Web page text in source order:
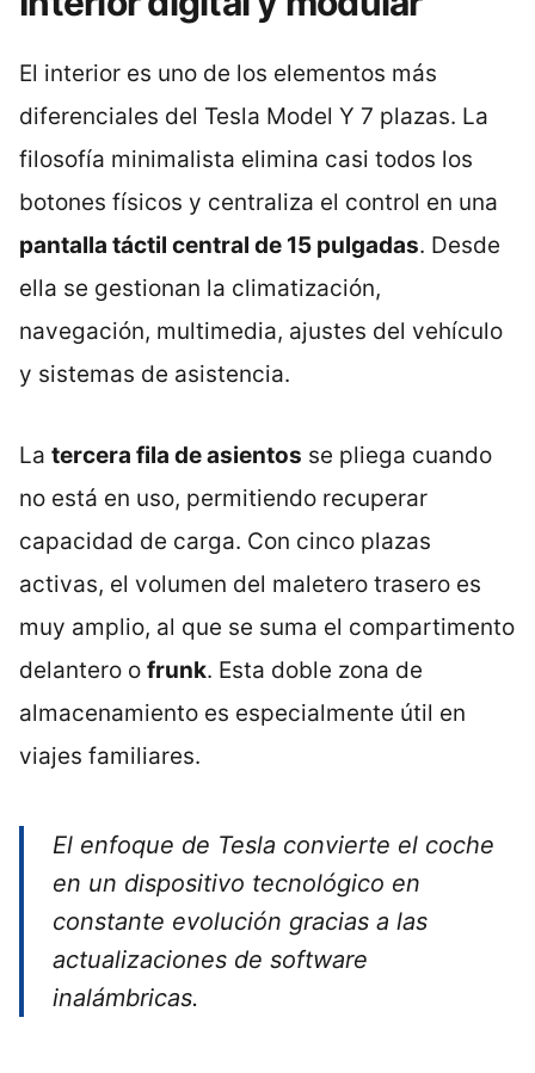
El interior es uno de los elementos más
diferenciales del Tesla Model Y 7 plazas. La
filosofía minimalista elimina casi todos los
botones físicos y centraliza el control en una
pantalla táctil central de 15 pulgadas. Desde
ella se gestionan la climatización,
navegación, multimedia, ajustes del vehículo
y sistemas de asistencia.
La tercera fila de asientos se pliega cuando
no está en uso, permitiendo recuperar
capacidad de carga. Con cinco plazas
activas, el volumen del maletero trasero es
muy amplio, al que se suma el compartimento
delantero o frunk. Esta doble zona de
almacenamiento es especialmente útil en
viajes familiares.
El enfoque de Tesla convierte el coche
en un dispositivo tecnológico en
constante evolución gracias a las
actualizaciones de software
inalámbricas.